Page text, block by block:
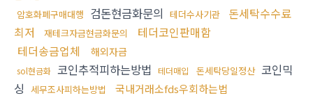
암호화폐구매대행 검돈현금화문의 테더수사기관
돈세탁수수료
최저
재테크자금현금화문의
테더코인판매함
테더송금업체
해외자금
sol현금화 코인추적피하는방법 테더매입 돈세탁당일정산 코인믹
싱 세무조사피하는방법 국내거래소fds우회하는법